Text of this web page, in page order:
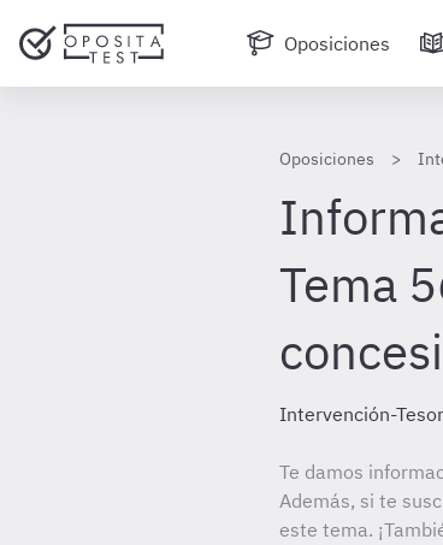
Oposiciones
Oposiciones
Tema
Intervención-
Te damos
Además, si te
este tema.